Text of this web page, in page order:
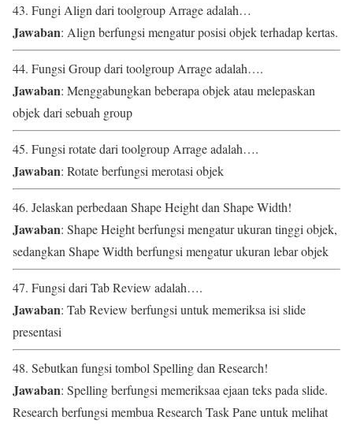
43. Fungi Align dari toolgroup Arrage adalah…
Jawaban: Align berfungsi mengatur posisi objek terhadap kertas.
44. Fungsi Group dari toolgroup Arrage adalah….
Jawaban: Menggabungkan beberapa objek atau melepaskan
objek dari sebuah group
45. Fungsi rotate dari toolgroup Arrage adalah….
Jawaban: Rotate berfungsi merotasi objek
46. Jelaskan perbedaan Shape Height dan Shape Width!
Jawaban: Shape Height berfungsi mengatur ukuran tinggi objek,
sedangkan Shape Width berfungsi mengatur ukuran lebar objek
47. Fungsi dari Tab Review adalah….
Jawaban: Tab Review berfungsi untuk memeriksa isi slide
presentasi
48. Sebutkan fungsi tombol Spelling dan Research!
Jawaban: Spelling berfungsi memeriksaa ejaan teks pada slide.
Research berfungsi membua Research Task Pane untuk melihat